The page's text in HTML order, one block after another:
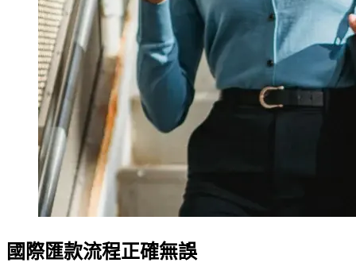
國際匯款流程正確無誤